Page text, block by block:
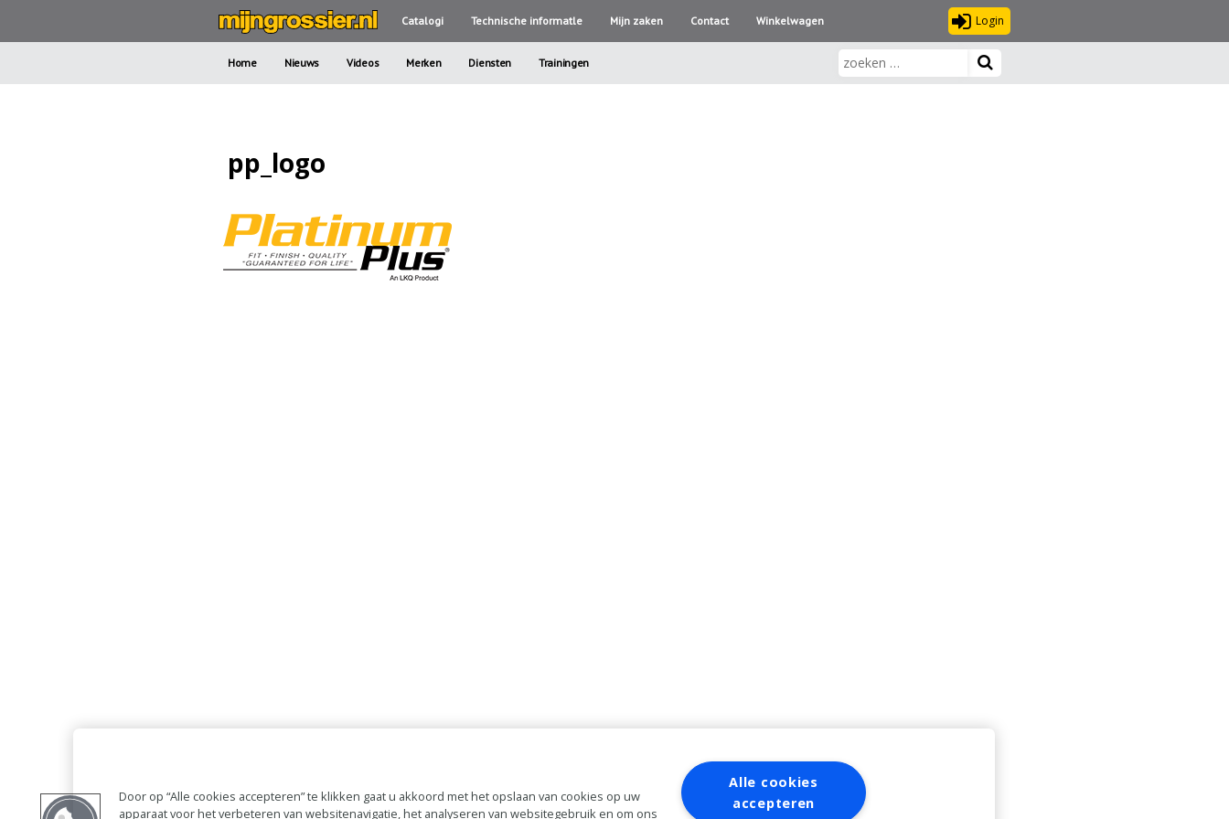
Catalogi Technische informatle Mijn zaken Contact Winkelwagen Login
Home Nieuws Videos Merken Diensten Trainingen
pp_logo
Door op “Alle cookies accepteren” te klikken gaat u akkoord met het opslaan van cookies op uw
apparaat voor het verbeteren van websitenavigatie, het analyseren van websitegebruik en om ons
Alle cookies
accepteren